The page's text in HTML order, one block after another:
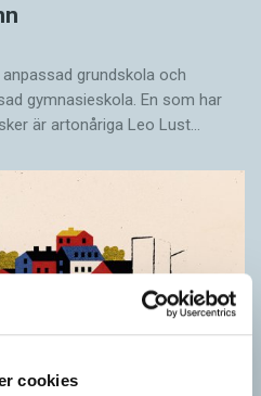
cookies
grundskola och
gymnasieskola. En som har
är artonåriga Leo Lust…